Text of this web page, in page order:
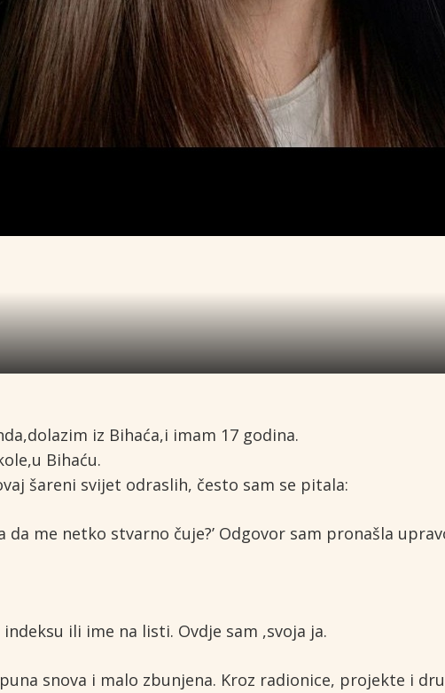
iz Bihaća,i imam 17 godina.
Bihaću.
šareni svijet odraslih, često sam se pitala:
me netko stvarno čuje?’ Odgovor sam pronašla
ili ime na listi. Ovdje sam ,svoja ja.
snova i malo zbunjena. Kroz radionice, projekte i